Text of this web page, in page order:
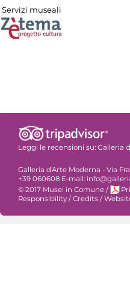
Servizi museali
Leggi le recensioni su: Galleria
Galleria d'Arte Moderna - Via
+39 060608 E-mail:
© 2017 Musei in Comune /
Responsibility /Credits /